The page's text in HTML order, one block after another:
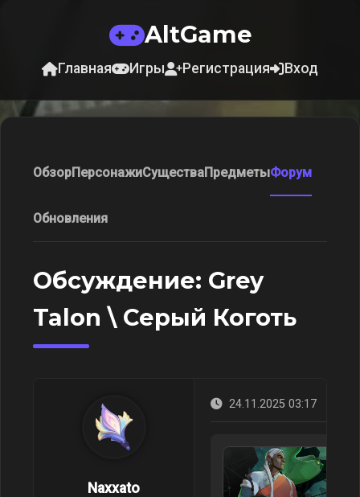
AltGame
Главная Игры Регистрация Вход
ОбзорПерсонажиСуществаПредметыФорум
Обновления
Обсуждение: Grey
Talon \ Серый Коготь
Naxxato
24.11.2025 03:17